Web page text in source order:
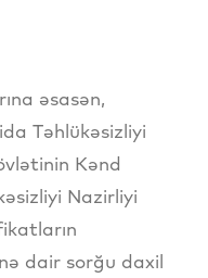
əsasən,
Təhlükəsizliyi
Kənd
Nazirliyi
dair sorğu daxil